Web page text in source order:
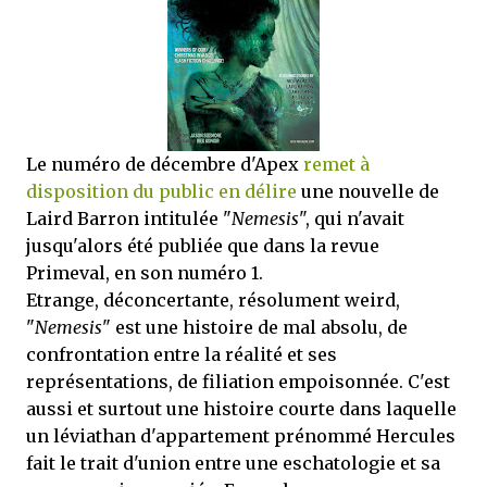
mettre sous tous les yeux. C'est cela...
Le numéro de décembre d'Apex remet à
disposition du public en délire une nouvelle de
Laird Barron intitulée "Nemesis", qui n'avait
jusqu'alors été publiée que dans la revue
Primeval, en son numéro 1.
Etrange, déconcertante, résolument weird,
"Nemesis" est une histoire de mal absolu, de
confrontation entre la réalité et ses
représentations, de filiation empoisonnée. C'est
aussi et surtout une histoire courte dans laquelle
un léviathan d'appartement prénommé Hercules
fait le trait d'union entre une eschatologie et sa